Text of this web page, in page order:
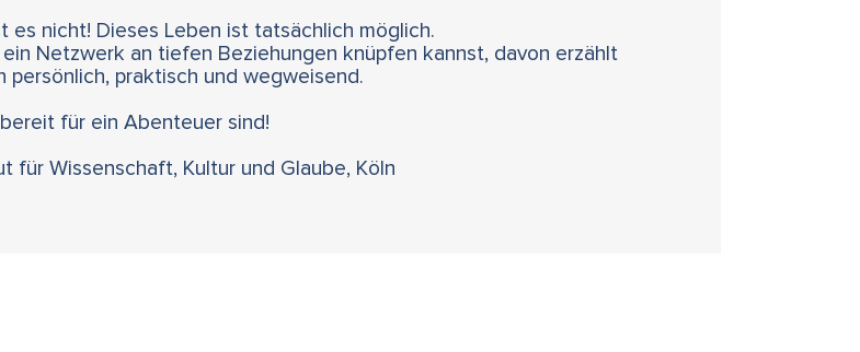
es nicht! Dieses Leben ist tatsächlich möglich.
Netzwerk an tiefen Beziehungen knüpfen kannst, davon erzählt
persönlich, praktisch und wegweisend.
für ein Abenteuer sind!
für Wissenschaft, Kultur und Glaube, Köln